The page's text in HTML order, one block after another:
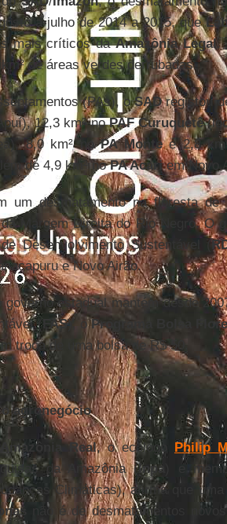
a julho de 2014 a 2015, que
mais críticos daAmazônia Legal.
de áreas verdes derrubadas.
(PAs), oSADregistou
12,3 km² noPAF Curuquetê
8,0 km² noPA Montee 2,8
de 4,9 km² noPA Acariem Novo
um desmatamento na floresta de
Margem Direita do Rio Negro. O
Desenvolvimento Sustentável (
e Novo Airão.
estadual mantém desde
(FAS), oPrograma Bolsa
troca de uma bolsa de R$ 50.
agronegócio
Amazônia Real, o ecólogo Philip
da Amazônia (Inpa ) e
Climáticas), afirma que
não é de desmatamentos